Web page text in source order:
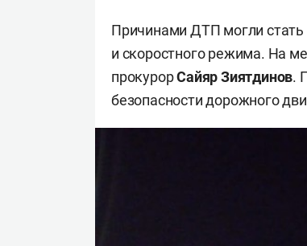
Причинами ДТП могли стать
и скоростного режима. На
прокурорСайяр Зиятдинов.
безопасности дорожного